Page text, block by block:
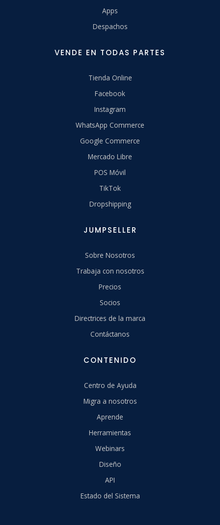
Apps
Despachos
VENDE EN TODAS PARTES
Tienda Online
Facebook
Instagram
WhatsApp Commerce
Google Commerce
Mercado Libre
POS Móvil
TikTok
Dropshipping
JUMPSELLER
Sobre Nosotros
Trabaja con nosotros
Precios
Socios
Directrices de la marca
Contáctanos
CONTENIDO
Centro de Ayuda
Migra a nosotros
Aprende
Herramientas
Webinars
Diseño
API
Estado del Sistema